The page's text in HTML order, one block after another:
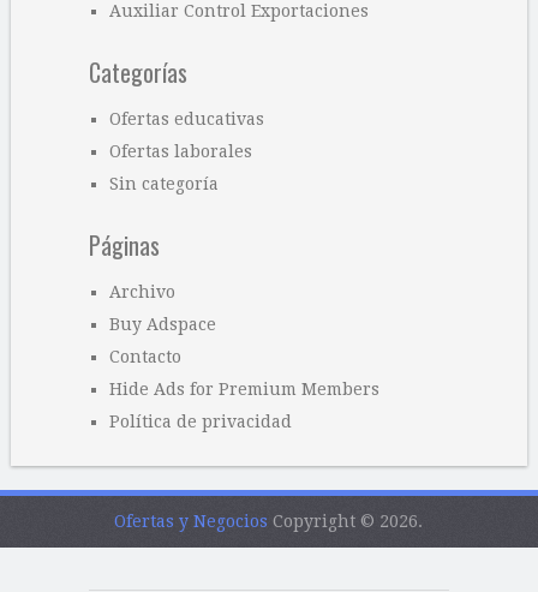
Auxiliar Control Exportaciones
Categorías
Ofertas educativas
Ofertas laborales
Sin categoría
Páginas
Archivo
Buy Adspace
Contacto
Hide Ads for Premium Members
Política de privacidad
Ofertas y Negocios Copyright © 2026.